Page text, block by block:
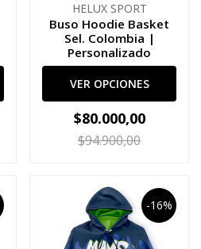
HELUX SPORT
Buso Hoodie Basket
Sel. Colombia |
Personalizado
VER OPCIONES
$80.000,00
$94.900,00
-16%